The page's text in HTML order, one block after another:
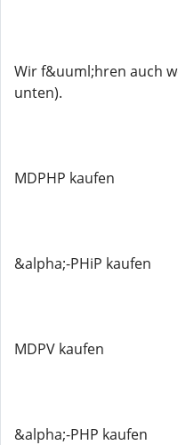
Wir f&uuml;hren auch
unten).
MDPHP kaufen
&alpha;-PHiP kaufen
MDPV kaufen
&alpha;-PHP kaufen